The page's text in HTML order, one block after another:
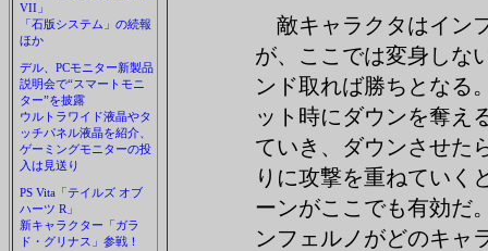
VII」
「石版システム」の続報
ほか
デル、PCモニター新製品
説明会で“スマートモニ
ター”を披露
ウルトラワイド液晶やタ
ッチパネル液晶を紹介、
ゲーミングモニターの投
入は見送り
PS Vita「テイルズ オブ
ハーツ R」
新キャラクター「ガラ
ド・グリナス」参戦！
敵キャラクタはイン
が、ここでは変身しな
ンド取れば勝ちとなる
ット時にダウンを奪え
ていき、ダウンさせた
りに攻撃を重ねていく
ーンがここでも有効だ
ンフェルノがどのキャ